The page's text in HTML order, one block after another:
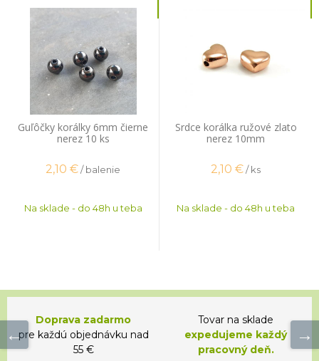
Guľôčky korálky 6mm čierne
nerez 10 ks
2,10 €/ balenie
Na sklade - do 48h u teba
Srdce korálka ružové zlato
nerez 10mm
2,10 €/ ks
Na sklade - do 48h u teba
Doprava zadarmo
pre každú objednávku nad
55 €
Tovar na sklade
expedujeme každý
pracovný deň.